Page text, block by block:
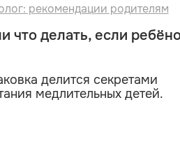
рекомендации родителям
что делать, если
делится секретами
медлительных детей.